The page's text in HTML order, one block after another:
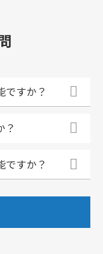
ですか？
？
ですか？